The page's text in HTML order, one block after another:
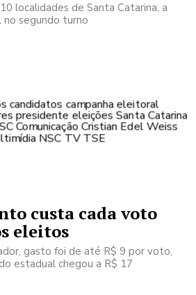
localidades de Santa Catarina, a
segundo turno
custa cada voto
eleitos
gasto foi de até R$ 9 por voto,
estadual chegou a R$ 17